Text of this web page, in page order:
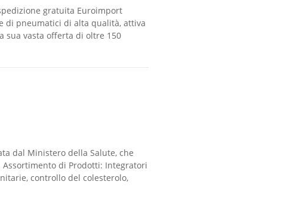
gratuita Euroimport
di pneumatici di alta qualità, attiva
sua vasta offerta di oltre 150
dal Ministero della Salute, che
di Prodotti: Integratori
controllo del colesterolo,